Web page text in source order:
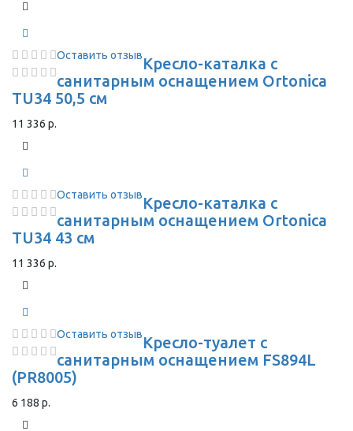
Оставить отзывКресло-каталка с
санитарным оснащением Ortonica
TU34 50,5 см
11 336 р.
Оставить отзывКресло-каталка с
санитарным оснащением Ortonica
TU34 43 см
11 336 р.
Оставить отзывКресло-туалет с
санитарным оснащением FS894L
(PR8005)
6 188 р.